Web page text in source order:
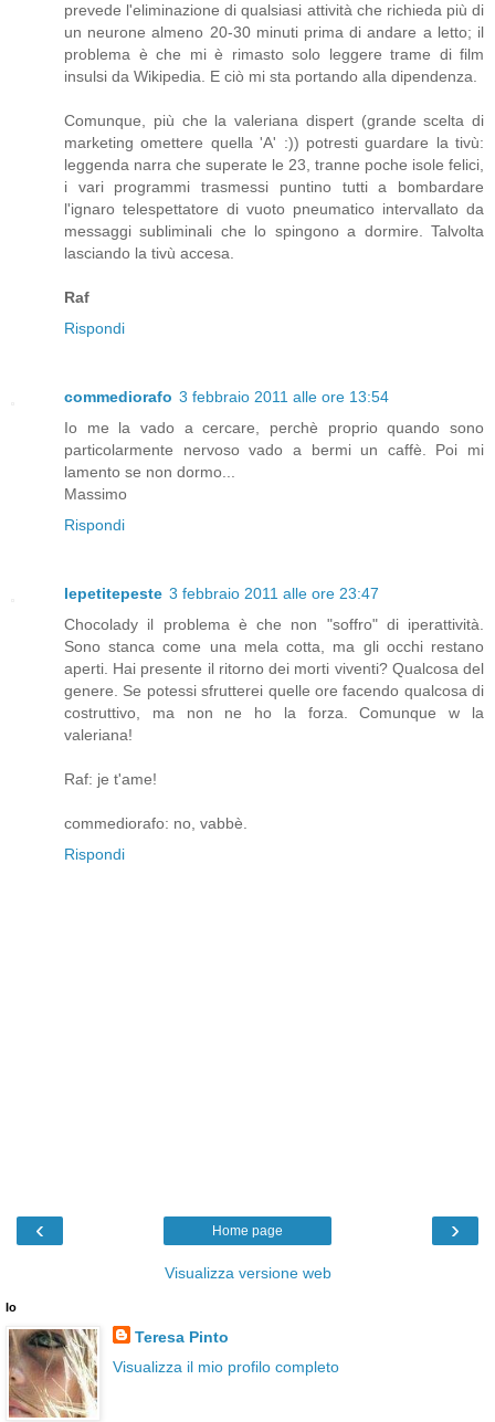
prevede l'eliminazione di qualsiasi attività che richieda più di
un neurone almeno 20-30 minuti prima di andare a letto; il
problema è che mi è rimasto solo leggere trame di film
insulsi da Wikipedia. E ciò mi sta portando alla dipendenza.
Comunque, più che la valeriana dispert (grande scelta di
marketing omettere quella 'A' :)) potresti guardare la tivù:
leggenda narra che superate le 23, tranne poche isole felici,
i vari programmi trasmessi puntino tutti a bombardare
l'ignaro telespettatore di vuoto pneumatico intervallato da
messaggi subliminali che lo spingono a dormire. Talvolta
lasciando la tivù accesa.
Raf
Rispondi
commediorafo 3 febbraio 2011 alle ore 13:54
Io me la vado a cercare, perchè proprio quando sono
particolarmente nervoso vado a bermi un caffè. Poi mi
lamento se non dormo...
Massimo
Rispondi
lepetitepeste 3 febbraio 2011 alle ore 23:47
Chocolady il problema è che non "soffro" di iperattività.
Sono stanca come una mela cotta, ma gli occhi restano
aperti. Hai presente il ritorno dei morti viventi? Qualcosa del
genere. Se potessi sfrutterei quelle ore facendo qualcosa di
costruttivo, ma non ne ho la forza. Comunque w la
valeriana!
Raf: je t'ame!
commediorafo: no, vabbè.
Rispondi
‹ ›
Home page
Visualizza versione web
Io
Teresa Pinto
Visualizza il mio profilo completo